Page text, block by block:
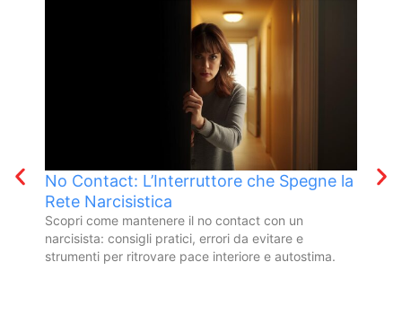
No Contact: L’Interruttore che Spegne la
Rete Narcisistica
Scopri come mantenere il no contact con un
narcisista: consigli pratici, errori da evitare e
strumenti per ritrovare pace interiore e autostima.
La